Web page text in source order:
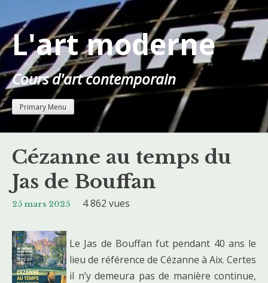
to
content
L'art moderne
Cours d'art contemporain
Primary Menu
Cézanne au temps du
Jas de Bouffan
25 mars 2025 4 862 vues
Le Jas de Bouffan fut pendant 40 ans le
lieu de référence de Cézanne à Aix. Certes
il n’y demeura pas de manière continue,